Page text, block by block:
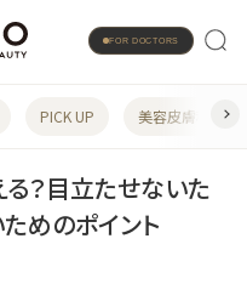
FOR DOCTORS
PICK UP 美容皮膚科
？目立たせないた
めのポイント